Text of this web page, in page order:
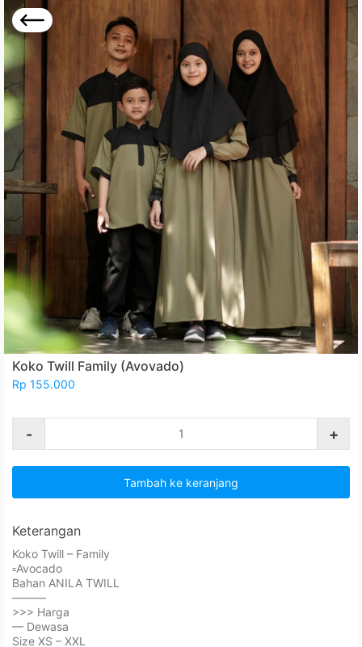
Koko Twill Family (Avovado)
Rp 155.000
- +
Tambah ke keranjang
Keterangan
Koko Twill – Family⁣⁣⁣⁣
▫️Avocado
Bahan ANILA TWILL⁣⁣⁣⁣⁣⁣⁣
⁣⁣⁣⁣———
>>> Harga
— Dewasa
Size XS – XXL